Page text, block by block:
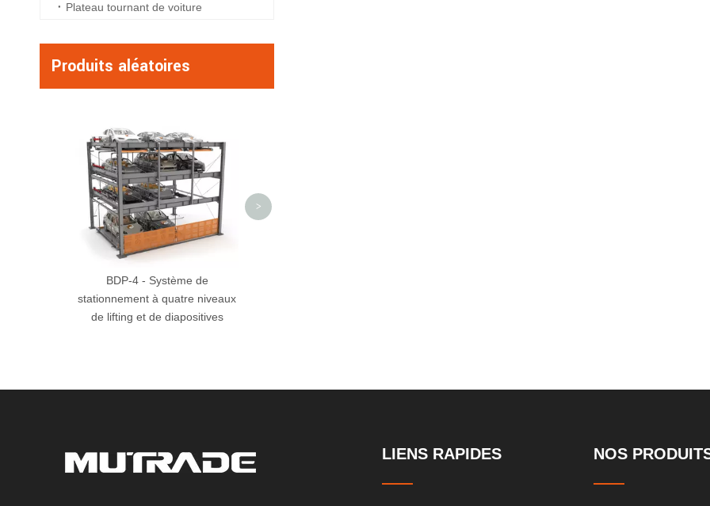
Plateau tournant de voiture
Produits aléatoires
BDP-4 - Système de
stationnement à quatre niveaux
de lifting et de diapositives
>
LIENS RAPIDES NOS